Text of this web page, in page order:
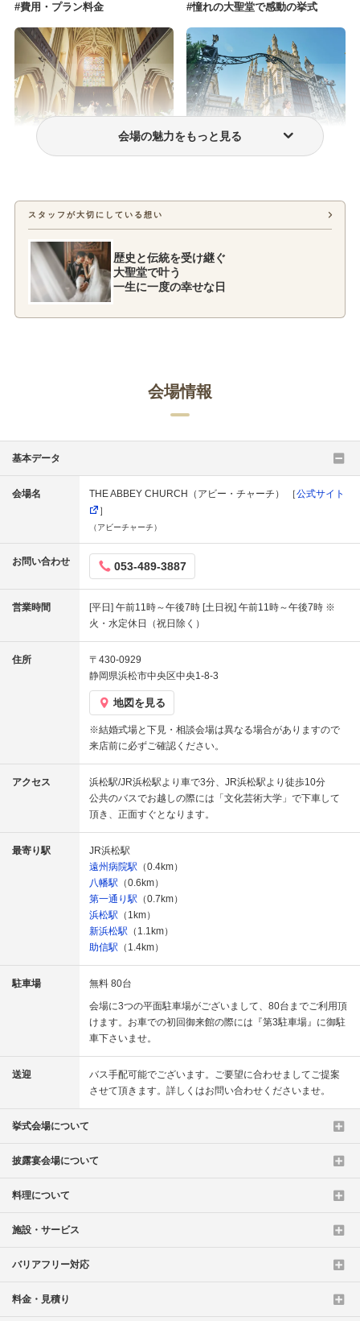
費用・プラン料金 憧れの大聖堂で感動の挙式
会場の魅力をもっと見る
スタッフが大切にしている想い
歴史と伝統を受け継ぐ
大聖堂で叶う
一生に一度の幸せな日
会場情報
基本データ
会場名 THE ABBEY CHURCH（アビー・チャーチ） ［公式サイト
］
（アビーチャーチ）
お問い合わせ 053-489-3887
営業時間
[平日] 午前11時～午後7時 [土日祝] 午前11時～午後7時 ※
火・水定休日（祝日除く）
住所
〒430-0929
静岡県浜松市中央区中央1-8-3
地図を見る
※結婚式場と下見・相談会場は異なる場合がありますので
来店前に必ずご確認ください。
アクセス
浜松駅/JR浜松駅より車で3分、JR浜松駅より徒歩10分
公共のバスでお越しの際には「文化芸術大学」で下車して
頂き、正面すぐとなります。
最寄り駅
JR浜松駅
遠州病院駅 （0.4km）
八幡駅 （0.6km）
第一通り駅 （0.7km）
浜松駅 （1km）
新浜松駅 （1.1km）
助信駅 （1.4km）
駐車場
無料 80台
会場に3つの平面駐車場がございまして、80台までご利用頂
けます。お車での初回御来館の際には『第3駐車場』に御駐
車下さいませ。
送迎
バス手配可能でございます。ご要望に合わせましてご提案
させて頂きます。詳しくはお問い合わせくださいませ。
挙式会場について
披露宴会場について
料理について
施設・サービス
バリアフリー対応
料金・見積り